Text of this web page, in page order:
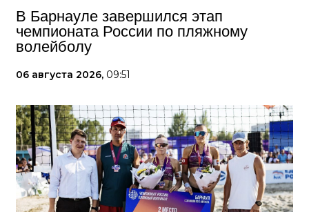
В Барнауле завершился этап
чемпионата России по пляжному
волейболу
06 августа 2026, 09:51